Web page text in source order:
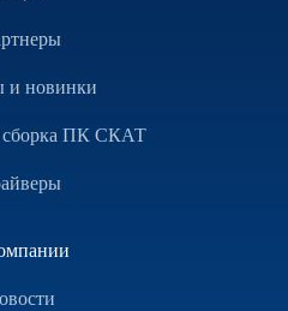
и новинки
сборка ПК СКАТ